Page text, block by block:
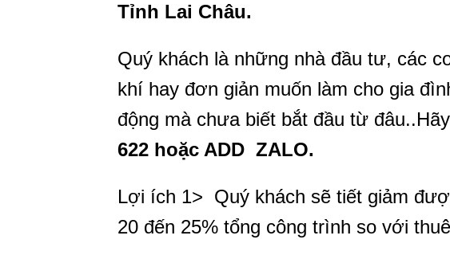
Tỉnh Lai Châu.
Quý khách là những nhà đầu tư, các
khí hay đơn giản muốn làm cho gia
động mà chưa biết bắt đầu từ
622 hoặc ADD ZALO.
Lợi ích 1> Quý khách sẽ tiết giảm
20 đến 25% tổng công trình so với